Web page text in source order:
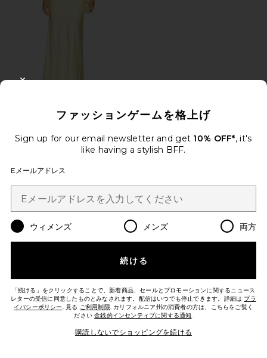
ARABELLE ドレス
Runaway The Label
今トレンド!
ファッションゲームを格上げ
Sign up for our email newsletter and get 10% OFF*, it's
like having a stylish BFF.
Eメールアドレス
ウィメンズ メンズ 両方
続ける
「続ける」をクリックすることで、新着商品、セールとプロモーションに関するニュース
レターの受信に同意したものとみなされます。配信はいつでも停止できます。詳細は プラ
イバシーポリシー. 見る ご利用制限. カリフォルニア州の消費者の方は、こちらをご覧く
ださい金銭的インセンティブに関する通知.
購読しないでショッピングを続ける